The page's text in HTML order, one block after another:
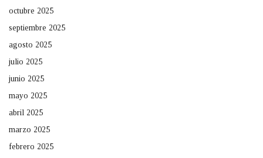
octubre 2025
septiembre 2025
agosto 2025
julio 2025
junio 2025
mayo 2025
abril 2025
marzo 2025
febrero 2025